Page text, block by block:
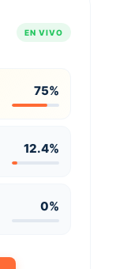
EN VIVO
75%
12.4%
0%